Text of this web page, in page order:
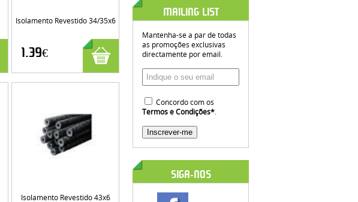
Isolamento Revestido 34/35x6
1.39€
Isolamento Revestido 43x6
MAILING LIST
Mantenha-se a par de todas
as promoções exclusivas
directamente por email.
Concordo com os
Termos e Condições*
SIGA-NOS